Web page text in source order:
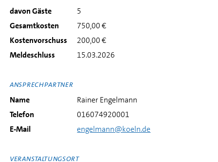
davon Gäste
5
Gesamtkosten
750,00 €
Kostenvorschuss
200,00 €
Meldeschluss
15.03.2026
ANSPRECHPARTNER
Name
Rainer Engelmann
Telefon
016074920001
E-Mail
engelmann@koeln.de
VERANSTALTUNGSORT